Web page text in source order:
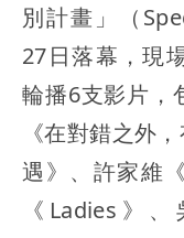
別計畫」（
27日落幕，現
輪播6支影片，
《在對錯之外
遇》、許家維
《Ladies》